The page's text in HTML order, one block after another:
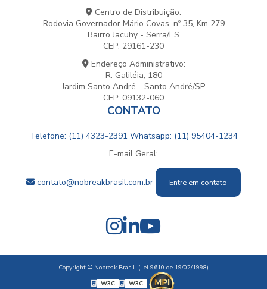
Centro de Distribuição:
Rodovia Governador Mário Covas, nº 35, Km 279
Bairro Jacuhy - Serra/ES
CEP: 29161-230
Endereço Administrativo:
R. Galiléia, 180
Jardim Santo André - Santo André/SP
CEP: 09132-060
CONTATO
Telefone: (11) 4323-2391 Whatsapp: (11) 95404-1234
E-mail Geral:
contato@nobreakbrasil.com.br Entre em contato
Copyright © Nobreak Brasil. (Lei 9610 de 19/02/1998)
W3C
W3C